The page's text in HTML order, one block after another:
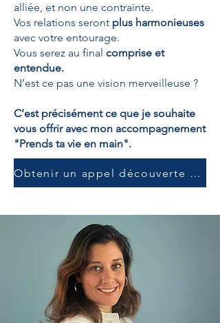
alliée, et non une contrainte.
Vos relations seront plus harmonieuses
avec votre entourage.
Vous serez au final comprise et
entendue.
N’est ce pas une vision merveilleuse ?
C’est précisément ce que je souhaite
vous offrir avec mon accompagnement
"Prends ta vie en main".
Obtenir un appel découverte gratuit de 30 min